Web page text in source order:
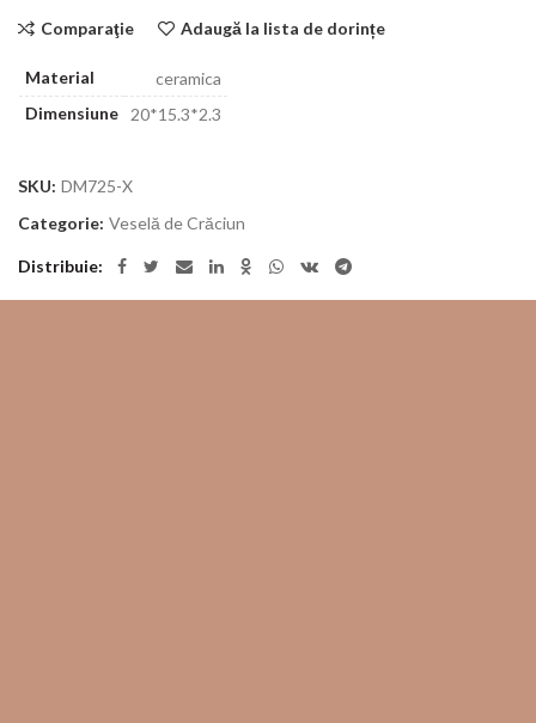
Comparaţie Adaugă la lista de dorințe
Material
ceramica
Dimensiune
20*15.3*2.3
SKU: DM725-X
Categorie: Veselă de Crăciun
Distribuie